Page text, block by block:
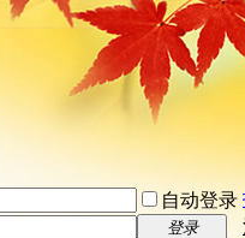
自动登录
登录